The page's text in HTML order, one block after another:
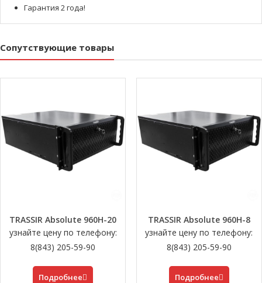
Гарантия 2 года!
Сопутствующие товары
TRASSIR Absolute 960H-20
узнайте цену по телефону:
8(843) 205-59-90
Подробнее
TRASSIR Absolute 960H-8
узнайте цену по телефону:
8(843) 205-59-90
Подробнее